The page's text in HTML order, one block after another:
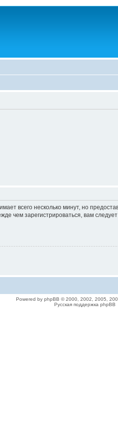
всего несколько минут, но
чем зарегистрироваться, вам
Powered by phpBB © 2000, 2002, 2005,
Русская поддержка phpBB